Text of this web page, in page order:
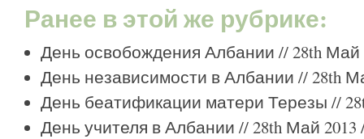
Ранее в этой же рубрике:
День освобождения Албании // 28th Май
День независимости в Албании // 28th
День беатификации матери Терезы //
День учителя в Албании // 28th Май 2013